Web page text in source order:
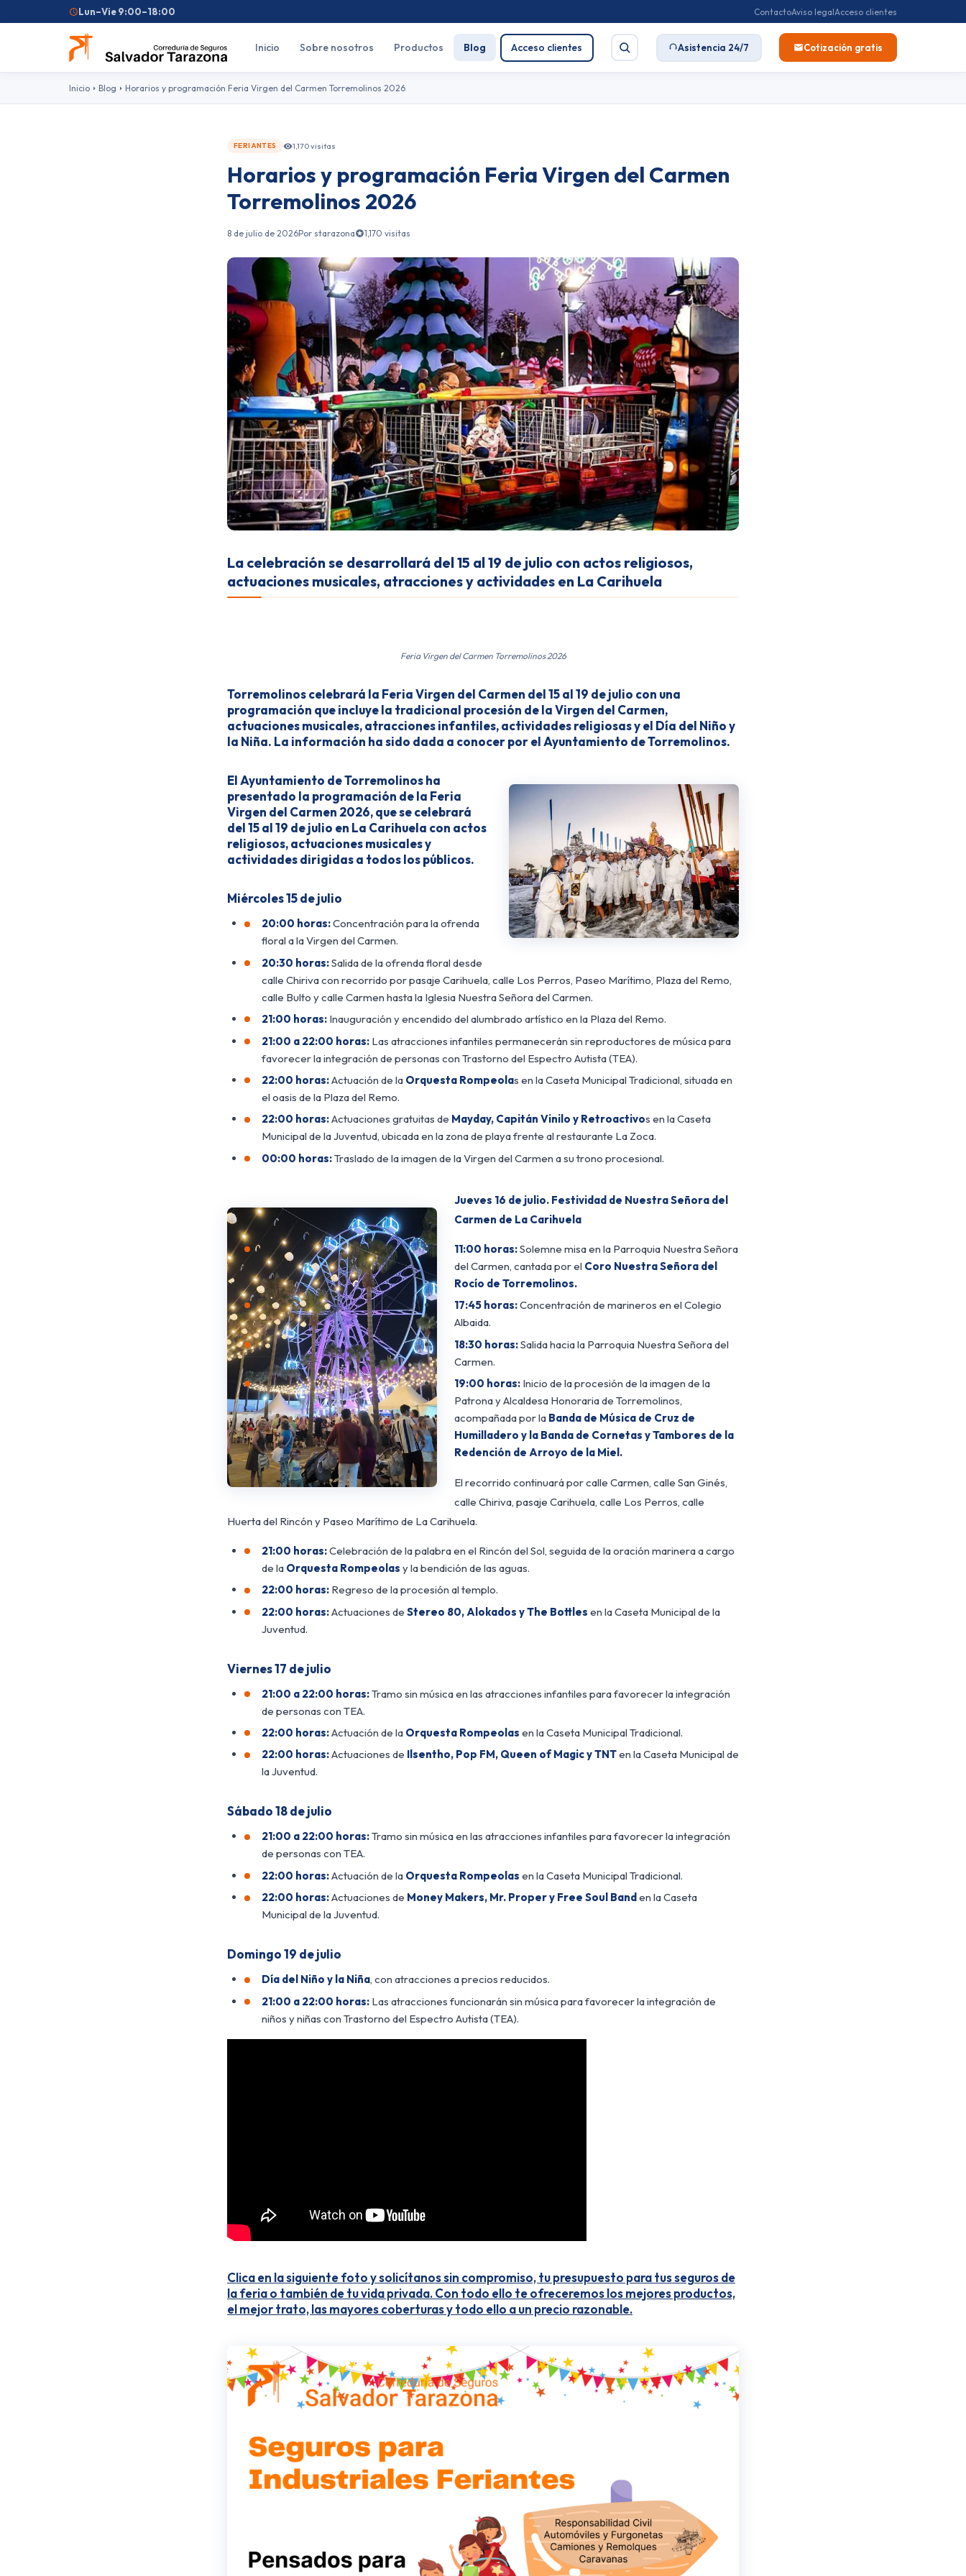
Lun–Vie 9:00–18:00 ContactoAviso legalAcceso clientes
Inicio Sobre nosotros Productos Blog Acceso clientes Asistencia 24/7 Cotización gratis
Seguro de hogar Seguro de salud
Pirotecnia
Inicio Blog Horarios y programación Feria Virgen del Carmen Torremolinos 2026
FERIANTES 1,170 visitas
Horarios y programación Feria Virgen del Carmen
Torremolinos 2026
8 de julio de 2026Por starazona 1,170 visitas
La celebración se desarrollará del 15 al 19 de julio con actos religiosos,
actuaciones musicales, atracciones y actividades en La Carihuela
Feria Virgen del Carmen Torremolinos 2026
Torremolinos celebrará la Feria Virgen del Carmen del 15 al 19 de julio con una
programación que incluye la tradicional procesión de la Virgen del Carmen,
actuaciones musicales, atracciones infantiles, actividades religiosas y el Día del Niño y
la Niña. La información ha sido dada a conocer por el Ayuntamiento de Torremolinos.
El Ayuntamiento de Torremolinos ha
presentado la programación de la Feria
Virgen del Carmen 2026, que se celebrará
del 15 al 19 de julio en La Carihuela con actos
religiosos, actuaciones musicales y
actividades dirigidas a todos los públicos.
Miércoles 15 de julio
20:00 horas:Concentración para la ofrenda
floral a la Virgen del Carmen.
20:30 horas:Salida de la ofrenda floral desde
calle Chiriva con recorrido por pasaje Carihuela, calle Los Perros, Paseo Marítimo, Plaza del Remo,
calle Bulto y calle Carmen hasta la Iglesia Nuestra Señora del Carmen.
21:00 horas: Inauguración y encendido del alumbrado artístico en la Plaza del Remo.
21:00 a 22:00 horas: Las atracciones infantiles permanecerán sin reproductores de música para
favorecer la integración de personas con Trastorno del Espectro Autista (TEA).
22:00 horas:Actuación de la Orquesta Rompeolas en la Caseta Municipal Tradicional, situada en
el oasis de la Plaza del Remo.
22:00 horas:Actuaciones gratuitas de Mayday, Capitán Vinilo y Retroactivos en la Caseta
Municipal de la Juventud, ubicada en la zona de playa frente al restaurante La Zoca.
00:00 horas:Traslado de la imagen de la Virgen del Carmen a su trono procesional.
Jueves 16 de julio. Festividad de Nuestra Señora del
Carmen de La Carihuela
11:00 horas:Solemne misa en la Parroquia Nuestra Señora
del Carmen, cantada por el Coro Nuestra Señora del
Rocío de Torremolinos.
17:45 horas:Concentración de marineros en el Colegio
Albaida.
18:30 horas:Salida hacia la Parroquia Nuestra Señora del
Carmen.
19:00 horas: Inicio de la procesión de la imagen de la
Patrona y Alcaldesa Honoraria de Torremolinos,
acompañada por la Banda de Música de Cruz de
Humilladero y la Banda de Cornetas y Tambores de la
Redención de Arroyo de la Miel.
El recorrido continuará por calle Carmen, calle San Ginés,
calle Chiriva, pasaje Carihuela, calle Los Perros, calle
Huerta del Rincón y Paseo Marítimo de La Carihuela.
21:00 horas:Celebración de la palabra en el Rincón del Sol, seguida de la oración marinera a cargo
de la Orquesta Rompeolas y la bendición de las aguas.
22:00 horas: Regreso de la procesión al templo.
22:00 horas:Actuaciones de Stereo 80, Alokados y The Bottles en la Caseta Municipal de la
Juventud.
Viernes 17 de julio
21:00 a 22:00 horas:Tramo sin música en las atracciones infantiles para favorecer la integración
de personas con TEA.
22:00 horas:Actuación de la Orquesta Rompeolas en la Caseta Municipal Tradicional.
22:00 horas:Actuaciones de Ilsentho, Pop FM, Queen of Magic y TNTen la Caseta Municipal de
la Juventud.
Sábado 18 de julio
21:00 a 22:00 horas:Tramo sin música en las atracciones infantiles para favorecer la integración
de personas con TEA.
22:00 horas:Actuación de la Orquesta Rompeolas en la Caseta Municipal Tradicional.
22:00 horas:Actuaciones de Money Makers, Mr. Proper y Free Soul Band en la Caseta
Municipal de la Juventud.
Domingo 19 de julio
Día del Niño y la Niña, con atracciones a precios reducidos.
21:00 a 22:00 horas: Las atracciones funcionarán sin música para favorecer la integración de
niños y niñas con Trastorno del Espectro Autista (TEA).
Clica en la siguiente foto y solicítanos sin compromiso, tu presupuesto para tus seguros de
la feria o también de tu vida privada. Con todo ello te ofreceremos los mejores productos,
el mejor trato, las mayores coberturas y todo ello a un precio razonable.